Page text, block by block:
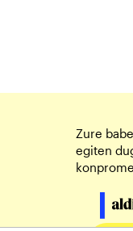
Zure
egiten